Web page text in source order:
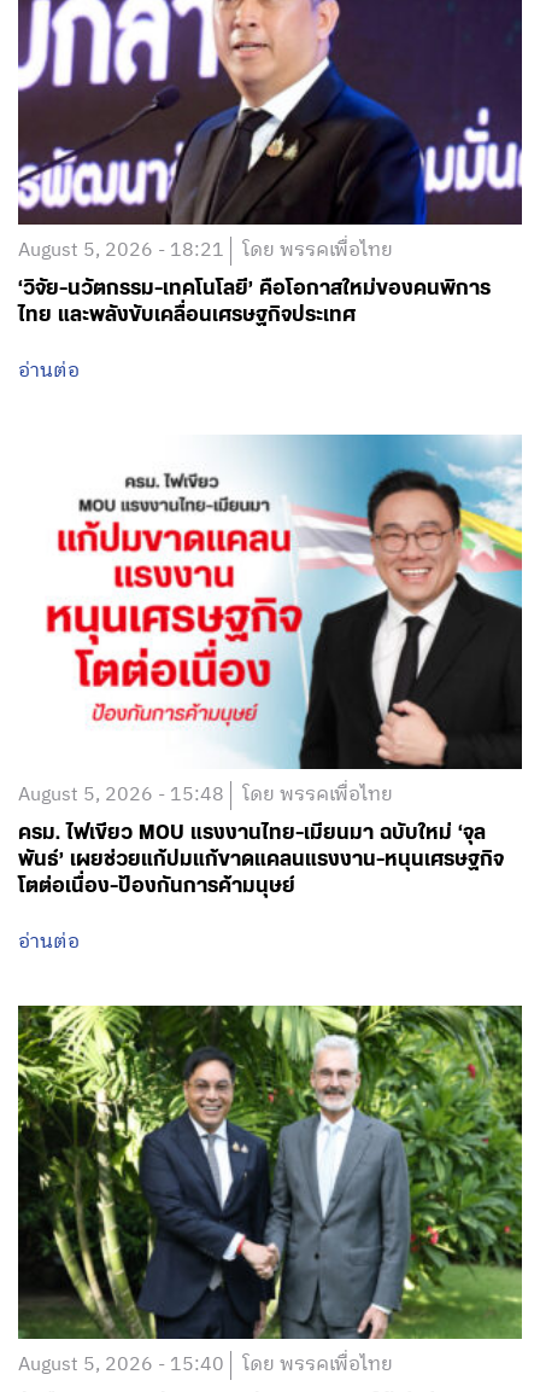
August 5, 2026 - 18:21 โดย พรรคเพื่อไทย
‘วิจัย-นวัตกรรม-เทคโนโลยี’ คือโอกาสใหม่ของคนพิการ
ไทย และพลังขับเคลื่อนเศรษฐกิจประเทศ
อ่านต่อ
August 5, 2026 - 15:48 โดย พรรคเพื่อไทย
ครม. ไฟเขียว MOU แรงงานไทย-เมียนมา ฉบับใหม่ ‘จุล
พันธ์’ เผยช่วยแก้ปมแก้ขาดแคลนแรงงาน-หนุนเศรษฐกิจ
โตต่อเนื่อง-ป้องกันการค้ามนุษย์
อ่านต่อ
August 5, 2026 - 15:40 โดย พรรคเพื่อไทย